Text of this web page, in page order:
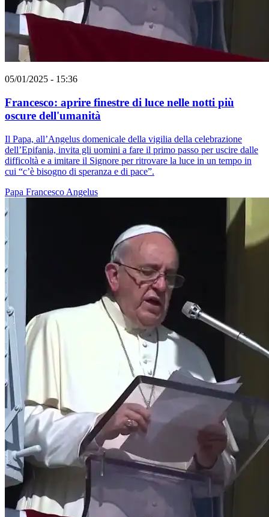
05/01/2025 - 15:36
Francesco: aprire finestre di luce nelle notti più
oscure dell'umanità
Il Papa, all’Angelus domenicale della vigilia della celebrazione
dell’Epifania, invita gli uomini a fare il primo passo per uscire dalle
difficoltà e a imitare il Signore per ritrovare la luce in un tempo in
cui “c’è bisogno di speranza e di pace”.
Papa Francesco Angelus